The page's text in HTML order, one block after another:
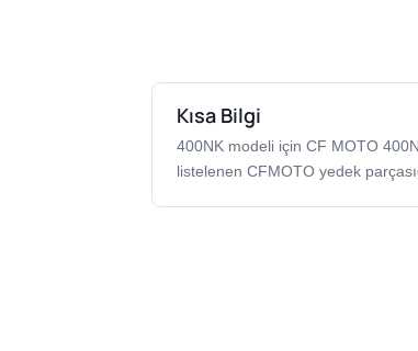
Kısa Bilgi
400NK modeli için CF MOTO
listelenen CFMOTO yedek